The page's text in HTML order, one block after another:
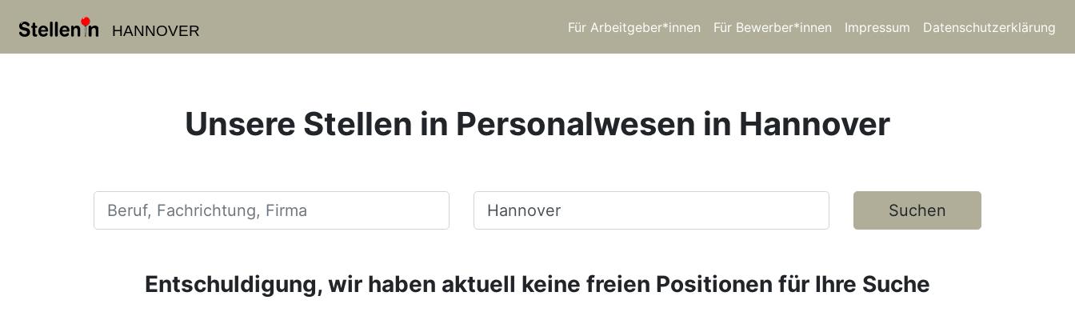
HANNOVER Für Arbeitgeber*innen Für Bewerber*innen Impressum Datenschutzerklärung
Unsere Stellen in Personalwesen in Hannover
Beruf, Fachrichtung, Firma Ort, Stadt Suchen
Entschuldigung, wir haben aktuell keine freien Positionen für Ihre Suche